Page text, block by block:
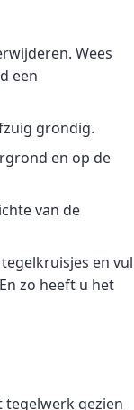
Wees
een
grondig.
en op de
van de
en vul
zo heeft u het
tegelwerk gezien